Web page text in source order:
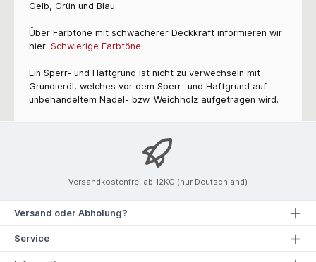
Gelb, Grün und Blau.
Über Farbtöne mit schwächerer Deckkraft informieren wir
hier: Schwierige Farbtöne
Ein Sperr- und Haftgrund ist nicht zu verwechseln mit
Grundieröl, welches vor dem Sperr- und Haftgrund auf
unbehandeltem Nadel- bzw. Weichholz aufgetragen wird.
Versandkostenfrei ab 12KG (nur Deutschland)
Versand oder Abholung?
Service